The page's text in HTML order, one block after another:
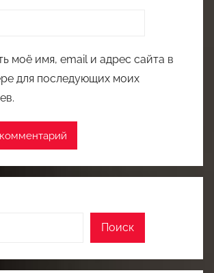
моё имя, email и адрес сайта в
для последующих моих
Поиск